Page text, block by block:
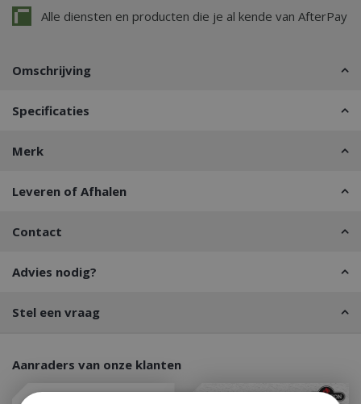
Alle diensten en producten die je al kende van AfterPay
Omschrijving
Specificaties
Merk
Leveren of Afhalen
Contact
Advies nodig?
Stel een vraag
Aanraders van onze klanten